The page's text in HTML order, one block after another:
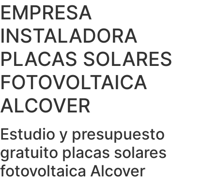
EMPRESA
INSTALADORA
PLACAS SOLARES
FOTOVOLTAICA
ALCOVER
Estudio y presupuesto
gratuito placas solares
fotovoltaica Alcover